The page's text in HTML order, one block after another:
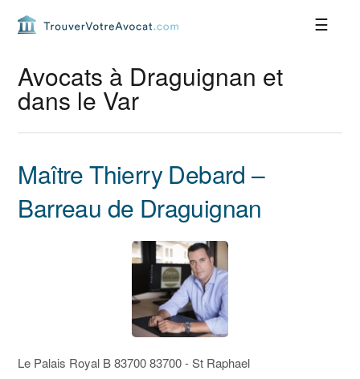
navigation
principale
principal
barre
latérale
principale
pageAvocats à Draguignan et
dans le Var
Maître Thierry Debard –
Barreau de Draguignan
Le Palais Royal B 83700 83700 - St Raphael